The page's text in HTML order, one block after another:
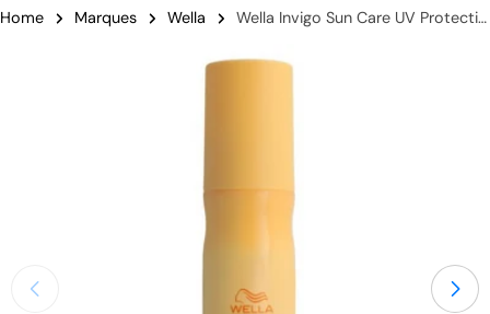
Home Marques Wella Wella Invigo Sun Care UV Protection Spray
le média 0 en mode modal